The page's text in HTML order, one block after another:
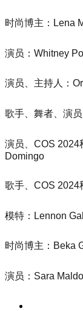
时尚博主：Lena
演员：Whitney
演员、主持人：
歌手、舞者、演
演员、COS 2024
Domingo
歌手、COS 2024
模特：Lennon
时尚博主：Beka
演员：Sara